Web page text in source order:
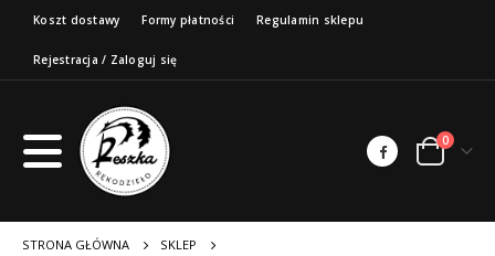
Koszt dostawy Formy płatności Regulamin sklepu
Rejestracja / Zaloguj się
0
STRONA GŁÓWNA
SKLEP